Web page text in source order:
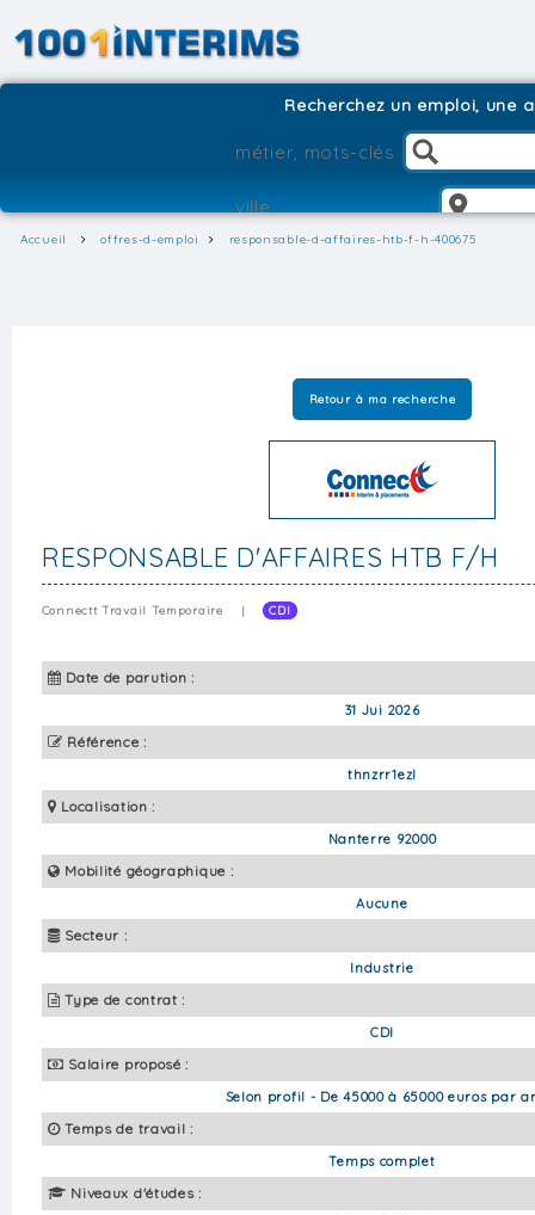
Recherchez un emploi, une
Accueil offres-d-emploi responsable-d-affaires-htb-f-h-400675
Retour à ma recherche
RESPONSABLE D'AFFAIRES HTB F/H
Connectt Travail Temporaire | CDI
Date de parution :
31 Jui 2026
Référence :
thnzrr1ezl
Localisation :
Nanterre 92000
Mobilité géographique :
Aucune
Secteur :
Industrie
Type de contrat :
CDI
Salaire proposé :
Selon profil - De 45000 à 65000 euros par
Temps de travail :
Temps complet
Niveaux d'études :